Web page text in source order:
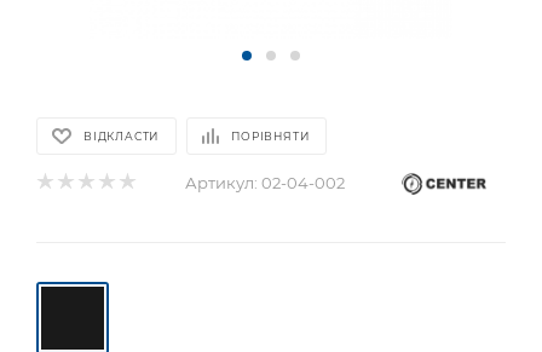
ВІДКЛАСТИ ПОРІВНЯТИ
Артикул: 02-04-002